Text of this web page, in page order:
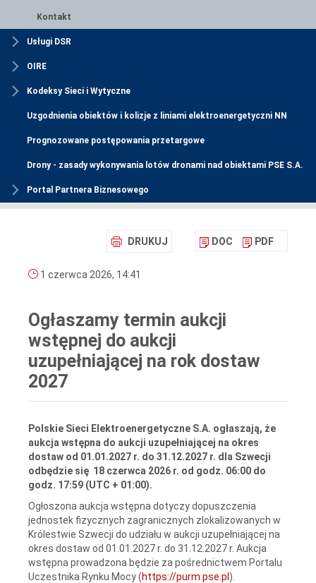
Kontakt
Usługi DSR
OIRE
Kodeksy Sieci i Wytyczne
Uzgodnienia obiektów i kolizje z liniami elektroenergetyczni NN
Prognozowane postępowania przetargowe
Drony - zasady wykonywania lotów dronami nad obiektami PSE S.A.
Portal Partnera Biznesowego
DRUKUJ DOC PDF
1 czerwca 2026, 14:41
Ogłaszamy termin aukcji
wstępnej do aukcji
uzupełniającej na rok dostaw
2027
Polskie Sieci Elektroenergetyczne S.A. ogłaszają, że
aukcja wstępna do aukcji uzupełniającej na okres
dostaw od 01.01.2027 r. do 31.12.2027 r. dla Szwecji
odbędzie się 18 czerwca 2026 r. od godz. 06:00 do
godz. 17:59 (UTC + 01:00).
Ogłoszona aukcja wstępna dotyczy dopuszczenia
jednostek fizycznych zagranicznych zlokalizowanych w
Królestwie Szwecji do udziału w aukcji uzupełniającej na
okres dostaw od 01.01.2027 r. do 31.12.2027 r. Aukcja
wstępna prowadzona będzie za pośrednictwem Portalu
Uczestnika Rynku Mocy (https://purm.pse.pl ).